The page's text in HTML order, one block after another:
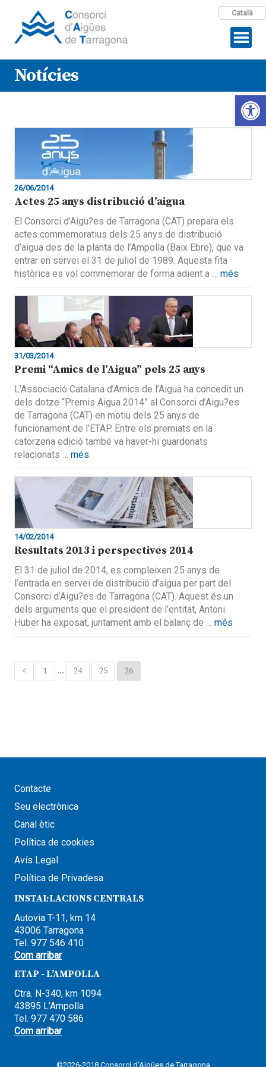
Català
Notícies
26/06/2014
Actes 25 anys distribució d’aigua
El Consorci d’Aigu?es de Tarragona (CAT) prepara els
actes commemoratius dels 25 anys de distribució
d’aigua des de la planta de l’Ampolla (Baix Ebre), que va
entrar en servei el 31 de juliol de 1989. Aquesta fita
històrica es vol commemorar de forma adient a … més
31/03/2014
Premi “Amics de l’Aigua” pels 25 anys
L’Associació Catalana d’Amics de l’Aigua ha concedit un
dels dotze “Premis Aigua 2014” al Consorci d’Aigu?es
de Tarragona (CAT) en motiu dels 25 anys de
funcionament de l’ETAP. Entre els premiats en la
catorzena edició també va haver-hi guardonats
relacionats … més
14/02/2014
Resultats 2013 i perspectives 2014
El 31 de juliol de 2014, es compleixen 25 anys de
l’entrada en servei de distribució d’aigua per part del
Consorci d’Aigu?es de Tarragona (CAT). Aquest és un
dels arguments que el president de l’entitat, Antoni
Huber ha exposat, juntament amb el balanç de … més
< 1 … 24 25 26
Contacte
Seu electrònica
Canal ètic
Política de cookies
Avís Legal
Política de Privadesa
INSTAL·LACIONS CENTRALS
Autovia T-11, km 14
43006 Tarragona
Tel. 977 546 410
Com arribar
ETAP - L’AMPOLLA
Ctra. N-340, km 1094
43895 L’Ampolla
Tel. 977 470 586
Com arribar
©2026-2018 Consorci d'Aigües de Tarragona